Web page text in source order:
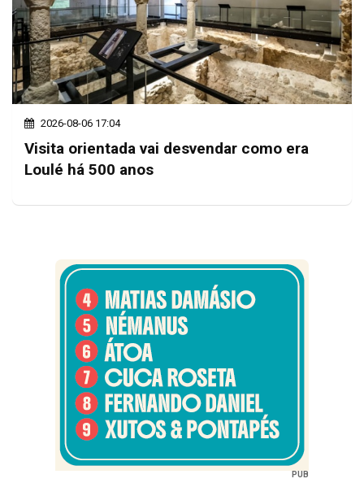
2026-08-06 17:04
Visita orientada vai desvendar como era
Loulé há 500 anos
PUB